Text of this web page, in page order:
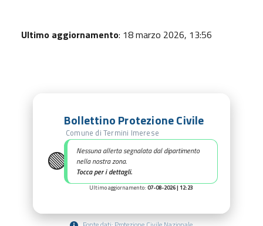
Ultimo aggiornamento: 18 marzo 2026, 13:56
🟢
Bollettino Protezione Civile
Comune di Termini Imerese
Nessuna allerta segnalata dal dipartimento
nella nostra zona.
Tocca per i dettagli.
Ultimo aggiornamento: 07-08-2026 | 12:23